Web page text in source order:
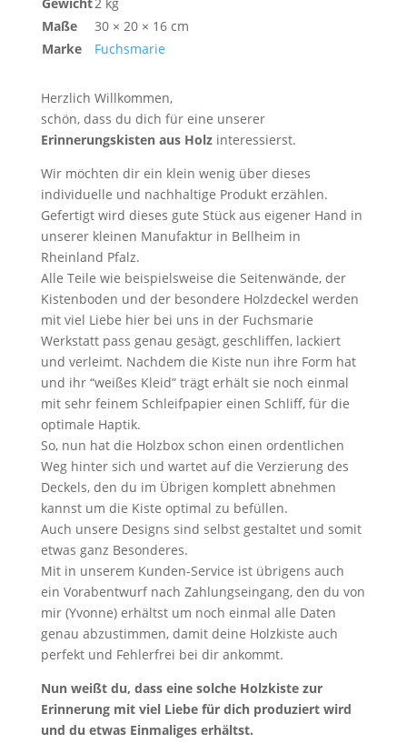
Maße
30 × 20 × 16 cm
Marke
Fuchsmarie
Herzlich Willkommen,
schön, dass du dich für eine unserer
Erinnerungskisten aus Holzinteressierst.
Wir möchten dir ein klein wenig über dieses
individuelle und nachhaltige Produkt erzählen.
Gefertigt wird dieses gute Stück aus eigener Hand in
unserer kleinen Manufaktur in Bellheim in
Rheinland Pfalz.
Alle Teile wie beispielsweise die Seitenwände, der
Kistenboden und der besondere Holzdeckel werden
mit viel Liebe hier bei uns in der Fuchsmarie
Werkstatt pass genau gesägt, geschliffen, lackiert
und verleimt. Nachdem die Kiste nun ihre Form hat
und ihr “weißes Kleid” trägt erhält sie noch einmal
mit sehr feinem Schleifpapier einen Schliff, für die
optimale Haptik.
So, nun hat die Holzbox schon einen ordentlichen
Weg hinter sich und wartet auf die Verzierung des
Deckels, den du im Übrigen komplett abnehmen
kannst um die Kiste optimal zu befüllen.
Auch unsere Designs sind selbst gestaltet und somit
etwas ganz Besonderes.
Mit in unserem Kunden-Service ist übrigens auch
ein Vorabentwurf nach Zahlungseingang, den du von
mir (Yvonne) erhältst um noch einmal alle Daten
genau abzustimmen, damit deine Holzkiste auch
perfekt und Fehlerfrei bei dir ankommt.
Nun weißt du, dass eine solche Holzkiste zur
Erinnerung mit viel Liebe für dich produziert wird
und du etwas Einmaliges erhältst.